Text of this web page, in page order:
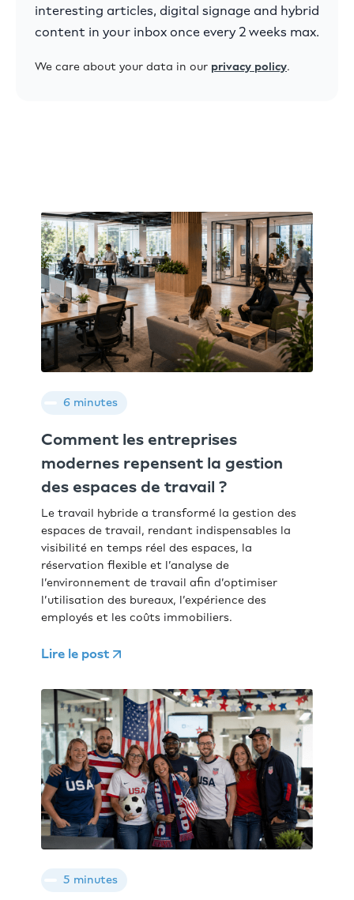
interesting articles, digital signage and hybrid
content in your inbox once every 2 weeks max.
We care about your data in our privacy policy.
6 minutes
Comment les entreprises
modernes repensent la gestion
des espaces de travail ?
Le travail hybride a transformé la gestion des
espaces de travail, rendant indispensables la
visibilité en temps réel des espaces, la
réservation flexible et l’analyse de
l’environnement de travail afin d’optimiser
l’utilisation des bureaux, l’expérience des
employés et les coûts immobiliers.
Lire le post
5 minutes